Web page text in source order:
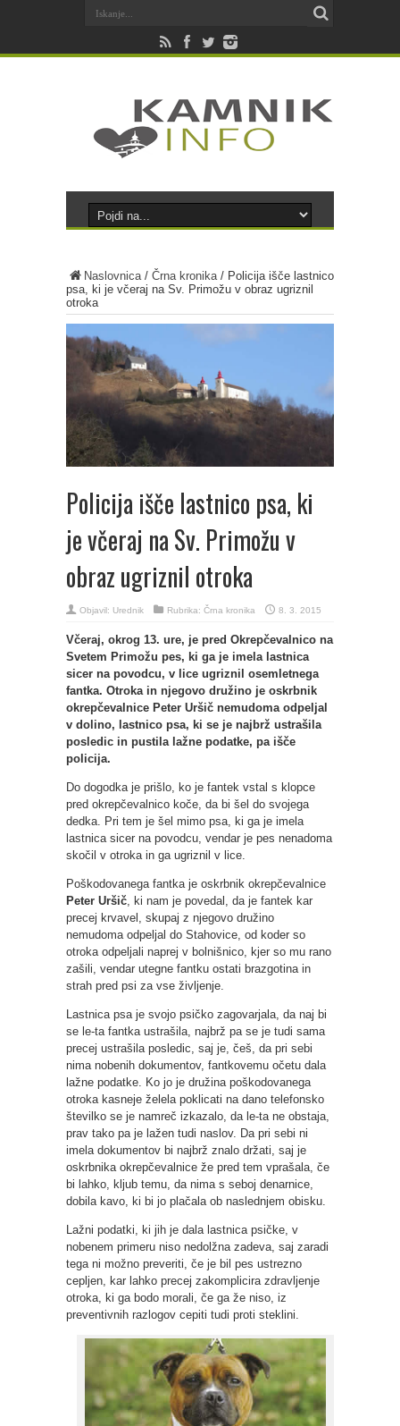
Naslovnica/ Črna kronika/ Policija išče lastnico
psa, ki je včeraj na Sv. Primožu v obraz ugriznil
otroka
Policija išče lastnico psa, ki
je včeraj na Sv. Primožu v
obraz ugriznil otroka
Objavil: Urednik Rubrika: Črna kronika 8. 3. 2015
Včeraj, okrog 13. ure, je pred Okrepčevalnico na
Svetem Primožu pes, ki ga je imela lastnica
sicer na povodcu, v lice ugriznil osemletnega
fantka. Otroka in njegovo družino je oskrbnik
okrepčevalnice Peter Uršič nemudoma odpeljal
v dolino, lastnico psa, ki se je najbrž ustrašila
posledic in pustila lažne podatke, pa išče
policija.
Do dogodka je prišlo, ko je fantek vstal s klopce
pred okrepčevalnico koče, da bi šel do svojega
dedka. Pri tem je šel mimo psa, ki ga je imela
lastnica sicer na povodcu, vendar je pes nenadoma
skočil v otroka in ga ugriznil v lice.
Poškodovanega fantka je oskrbnik okrepčevalnice
Peter Uršič , ki nam je povedal, da je fantek kar
precej krvavel, skupaj z njegovo družino
nemudoma odpeljal do Stahovice, od koder so
otroka odpeljali naprej v bolnišnico, kjer so mu rano
zašili, vendar utegne fantku ostati brazgotina in
strah pred psi za vse življenje.
Lastnica psa je svojo psičko zagovarjala, da naj bi
se le-ta fantka ustrašila, najbrž pa se je tudi sama
precej ustrašila posledic, saj je, češ, da pri sebi
nima nobenih dokumentov, fantkovemu očetu dala
lažne podatke. Ko jo je družina poškodovanega
otroka kasneje želela poklicati na dano telefonsko
številko se je namreč izkazalo, da le-ta ne obstaja,
prav tako pa je lažen tudi naslov. Da pri sebi ni
imela dokumentov bi najbrž znalo držati, saj je
oskrbnika okrepčevalnice že pred tem vprašala, če
bi lahko, kljub temu, da nima s seboj denarnice,
dobila kavo, ki bi jo plačala ob naslednjem obisku.
Lažni podatki, ki jih je dala lastnica psičke, v
nobenem primeru niso nedolžna zadeva, saj zaradi
tega ni možno preveriti, če je bil pes ustrezno
cepljen, kar lahko precej zakomplicira zdravljenje
otroka, ki ga bodo morali, če ga že niso, iz
preventivnih razlogov cepiti tudi proti steklini.